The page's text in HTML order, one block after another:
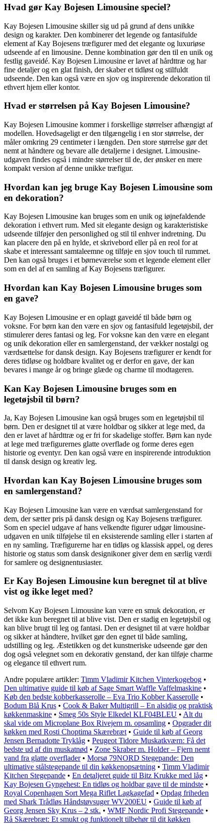
Hvad gør Kay Bojesen Limousine speciel?
Kay Bojesen Limousine skiller sig ud på grund af dens unikke
design og karakter. Den kombinerer det legende og fantasifulde
element af Kay Bojesens træfigurer med det elegante og luxuriøse
udseende af en limousine. Denne kombination gør den til en unik og
festlig gaveidé. Kay Bojesen Limousine er lavet af hårdttræ og har
fine detaljer og en glat finish, der skaber et tidløst og stilfuldt
udseende. Den kan også være en sjov og inspirerende dekoration til
ethvert hjem eller kontor.
Hvad er størrelsen på Kay Bojesen Limousine?
Kay Bojesen Limousine kommer i forskellige størrelser afhængigt af
modellen. Hovedsageligt er den tilgængelig i en stor størrelse, der
måler omkring 29 centimeter i længden. Den store størrelse gør det
nemt at håndtere og bevare alle detaljerne i designet. Limousine-
udgaven findes også i mindre størrelser til de, der ønsker en mere
kompakt version af denne unikke træfigur.
Hvordan kan jeg bruge Kay Bojesen Limousine som
en dekoration?
Kay Bojesen Limousine kan bruges som en unik og iøjnefaldende
dekoration i ethvert rum. Med sit elegante design og karakteristiske
udseende tilføjer den personlighed og stil til enhver indretning. Du
kan placere den på en hylde, et skrivebord eller på en reol for at
skabe et interessant samtaleemne og tilføje en sjov touch til rummet.
Den kan også bruges i et børneværelse som et legende element eller
som en del af en samling af Kay Bojesens træfigurer.
Hvordan kan Kay Bojesen Limousine bruges som
en gave?
Kay Bojesen Limousine er en oplagt gaveidé til både børn og
voksne. For børn kan den være en sjov og fantasifuld legetøjsbil, der
stimulerer deres fantasi og leg. For voksne kan den være en elegant
og unik dekoration eller en samlergenstand, der vækker nostalgi og
værdsættelse for dansk design. Kay Bojesens træfigurer er kendt for
deres tidløse og holdbare kvalitet og er derfor en gave, der kan
bevares i mange år og bringe glæde og charme til modtageren.
Kan Kay Bojesen Limousine bruges som en
legetøjsbil til børn?
Ja, Kay Bojesen Limousine kan også bruges som en legetøjsbil til
børn. Den er designet til at være holdbar og sikker at lege med, da
den er lavet af hårdttræ og er fri for skadelige stoffer. Børn kan nyde
at lege med træfigurernes glatte overflade og forme deres egen
historie og eventyr. Den kan også være en inspirerende introduktion
til dansk design og kreativ leg.
Hvordan kan Kay Bojesen Limousine bruges som
en samlergenstand?
Kay Bojesen Limousine kan være en værdsat samlergenstand for
dem, der sætter pris på dansk design og Kay Bojesens træfigurer.
Som en speciel udgave af hans velkendte figurer udgør limousine-
udgaven en unik tilføjelse til en eksisterende samling eller i starten af
en ny samling. Træfigurerne har en tidløs og klassisk appel, og deres
historie og status som dansk designikoner giver dem en særlig værdi
for samlere og designentusiaster.
Er Kay Bojesen Limousine kun beregnet til at blive
vist og ikke leget med?
Selvom Kay Bojesen Limousine kan være en smuk dekoration, er
det ikke kun beregnet til at blive vist. Den er stadig en legetøjsbil og
kan blive brugt til leg og fantasi. Den er designet til at være holdbar
og sikker at håndtere, hvilket gør den egnet til både samling,
udstilling og leg. Æstetikken og det kunstneriske udseende gør den
dog også velegnet som en dekorativ genstand, der kan tilføje charme
og elegance til ethvert rum.
Andre populære artikler: Timm Vladimir Kitchen Vinterkogebog •
Den ultimative guide til køb af Sage Smart Waffle Vaffelmaskine •
Køb den bedste kobberkasserolle – Eva Trio Kobber Kasserolle •
Bodum Blå Krus • Cook & Baker Multigrill – En alsidig og praktisk
køkkenmaskine • Smeg 50s Style Elkedel KLF04BLEU • Alt du
skal vide om Microplane Box Rivejern m. opsamling • Opgrader dit
køkken med Rosti Choptima Skærebræt • Guide til køb af Georg
Jensen Bernadotte Tryklåg • Peugeot Tidore Muskatkværn: Få det
bedste ud af din muskatnød • Zone Skraber m. Holder – Fjern nemt
vand fra glatte overflader• Morsø 79NORD Stegepande: Den
ultimative stålstegepande til din køkkenopsætning • Timm Vladimir
Kitchen Stegepande • En detaljeret guide til Bitz Krukke med låg •
Kay Bojesen Gyngehest: En tidløs og holdbar gave til de mindste •
Royal Copenhagen Sort Mega Riflet Lagkagefad • Opdag friheden
med Shark Trådløs Håndstøvsuger WV200EU • Guide til køb af
Georg Jensen Sky Krus – 2 stk. • WMF Nordic Profi Stegepande •
Rå Skærebræt: Et smukt og funktionelt tilbehør til dit køkken